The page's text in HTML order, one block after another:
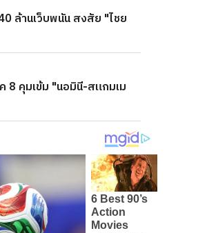
ล้านเว็บพนัน สงสัย "ไชย
8 คุมเข้ม "นอมินี-สแกมเม